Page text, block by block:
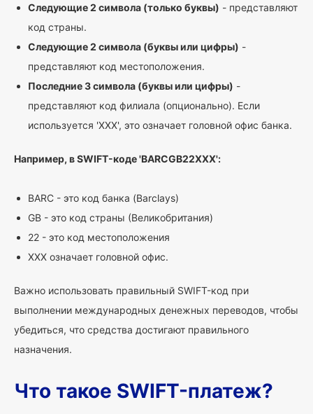
Следующие 2 символа (только буквы) - представляют
код страны.
Следующие 2 символа (буквы или цифры) -
представляют код местоположения.
Последние 3 символа (буквы или цифры) -
представляют код филиала (опционально). Если
используется 'XXX', это означает головной офис банка.
Например, в SWIFT-коде 'BARCGB22XXX':
BARC - это код банка (Barclays)
GB - это код страны (Великобритания)
22 - это код местоположения
XXX означает головной офис.
Важно использовать правильный SWIFT-код при
выполнении международных денежных переводов, чтобы
убедиться, что средства достигают правильного
назначения.
Что такое SWIFT-платеж?